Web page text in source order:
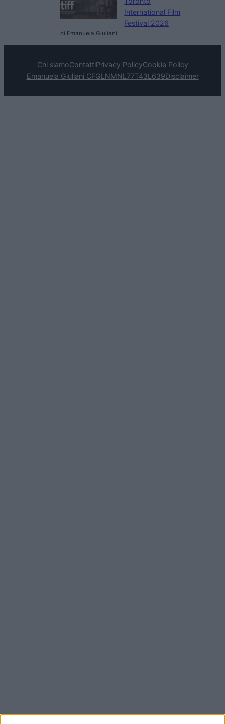
International Film
Festival 2026
di Emanuela Giuliani
Chi siamoContattiPrivacy PolicyCookie Policy
Emanuela Giuliani CFGLNMNL77T43L639Disclaimer